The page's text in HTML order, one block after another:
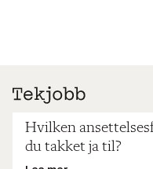
Hvilken
du takket ja til?